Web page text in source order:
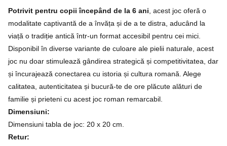
Potrivit pentru copii începând de la 6 ani, acest joc oferă o
modalitate captivantă de a învăța și de a te distra, aducând la
viață o tradiție antică într-un format accesibil pentru cei mici.
Disponibil în diverse variante de culoare ale pielii naturale, acest
joc nu doar stimulează gândirea strategică și competitivitatea, dar
și încurajează conectarea cu istoria și cultura romană. Alege
calitatea, autenticitatea și bucură-te de ore plăcute alături de
familie și prieteni cu acest joc roman remarcabil.
Dimensiuni:
Dimensiuni tabla de joc: 20 x 20 cm.
Retur: